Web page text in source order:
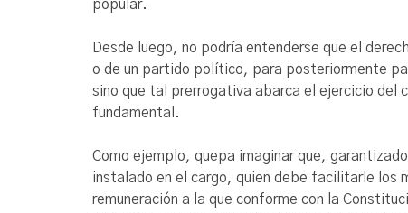
popular.
Desde luego, no podría entenderse que el
o de un partido político, para posteriormente
sino que tal prerrogativa abarca el ejercicio del
fundamental.
Como ejemplo, quepa imaginar que,
instalado en el cargo, quien debe facilitarle los
remuneración a la que conforme con la